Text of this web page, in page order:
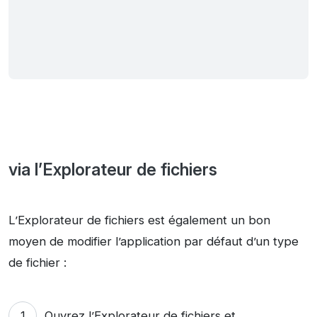
via l’Explorateur de fichiers
L’Explorateur de fichiers est également un bon
moyen de modifier l’application par défaut d’un type
de fichier :